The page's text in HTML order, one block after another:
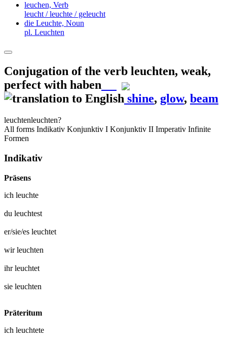
leuchen, Verb
leucht / leuchte / geleucht
die Leuchte, Noun
pl. Leuchten
Conjugation of the verb leuchten, weak,
perfect with haben
shine, glow, beam
leuchtenleuchten?
All forms Indikativ Konjunktiv I Konjunktiv II Imperativ Infinite
Formen
Indikativ
Präsens
ich leuchte
du leuchtest
er/sie/es leuchtet
wirleuchten
ihrleuchtet
sie leuchten
Präteritum
ich leuchtete